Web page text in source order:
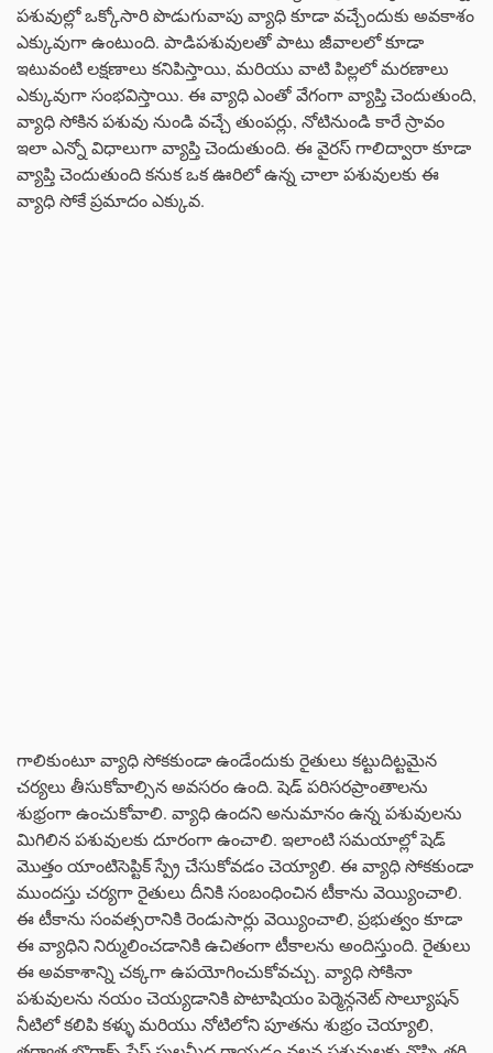
పశువుల్లో ఒక్కోసారి పొడుగువాపు వ్యాధి కూడా వచ్చేందుకు అవకాశం
ఎక్కువుగా ఉంటుంది. పాడిపశువులతో పాటు జీవాలలో కూడా
ఇటువంటి లక్షణాలు కనిపిస్తాయి, మరియు వాటి పిల్లలో మరణాలు
ఎక్కువుగా సంభవిస్తాయి. ఈ వ్యాధి ఎంతో వేగంగా వ్యాప్తి చెందుతుంది,
వ్యాధి సోకిన పశువు నుండి వచ్చే తుంపర్లు, నోటినుండి కారే స్రావం
ఇలా ఎన్నో విధాలుగా వ్యాప్తి చెందుతుంది. ఈ వైరస్ గాలిద్వారా కూడా
వ్యాప్తి చెందుతుంది కనుక ఒక ఊరిలో ఉన్న చాలా పశువులకు ఈ
వ్యాధి సోకే ప్రమాదం ఎక్కువ.
గాలికుంటూ వ్యాధి సోకకుండా ఉండేందుకు రైతులు కట్టుదిట్టమైన
చర్యలు తీసుకోవాల్సిన అవసరం ఉంది. షెడ్ పరిసరప్రాంతాలను
శుభ్రంగా ఉంచుకోవాలి. వ్యాధి ఉందని అనుమానం ఉన్న పశువులను
మిగిలిన పశువులకు దూరంగా ఉంచాలి. ఇలాంటి సమయాల్లో షెడ్
మొత్తం యాంటిసెప్టిక్ స్ప్రే చేసుకోవడం చెయ్యాలి. ఈ వ్యాధి సోకకుండా
ముందస్తు చర్యగా రైతులు దీనికి సంబంధించిన టీకాను వెయ్యించాలి.
ఈ టీకాను సంవత్సరానికి రెండుసార్లు వెయ్యించాలి, ప్రభుత్వం కూడా
ఈ వ్యాధిని నిర్ములించడానికి ఉచితంగా టీకాలను అందిస్తుంది. రైతులు
ఈ అవకాశాన్ని చక్కగా ఉపయోగించుకోవచ్చు. వ్యాధి సోకినా
పశువులను నయం చెయ్యడానికి పొటాషియం పెర్మెన్గనెట్ సొల్యూషన్
నీటిలో కలిపి కళ్ళు మరియు నోటిలోని పూతను శుభ్రం చెయ్యాలి,